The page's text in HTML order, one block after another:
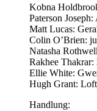
Kobna
Paterson
Matt Lucas:
Colin O’Brien:
Natasha
Rakhee
Ellie White:
Hugh Grant:
Handlung: